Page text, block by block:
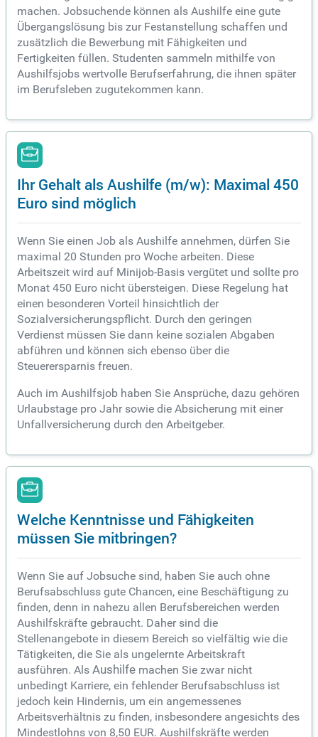
machen. Jobsuchende können als Aushilfe eine gute
Übergangslösung bis zur Festanstellung schaffen und
zusätzlich die Bewerbung mit Fähigkeiten und
Fertigkeiten füllen. Studenten sammeln mithilfe von
Aushilfsjobs wertvolle Berufserfahrung, die ihnen später
im Berufsleben zugutekommen kann.
Ihr Gehalt als Aushilfe (m/w): Maximal 450
Euro sind möglich
Wenn Sie einen Job als Aushilfe annehmen, dürfen Sie
maximal 20 Stunden pro Woche arbeiten. Diese
Arbeitszeit wird auf Minijob-Basis vergütet und sollte pro
Monat 450 Euro nicht übersteigen. Diese Regelung hat
einen besonderen Vorteil hinsichtlich der
Sozialversicherungspflicht. Durch den geringen
Verdienst müssen Sie dann keine sozialen Abgaben
abführen und können sich ebenso über die
Steuerersparnis freuen.
Auch im Aushilfsjob haben Sie Ansprüche, dazu gehören
Urlaubstage pro Jahr sowie die Absicherung mit einer
Unfallversicherung durch den Arbeitgeber.
Welche Kenntnisse und Fähigkeiten
müssen Sie mitbringen?
Wenn Sie auf Jobsuche sind, haben Sie auch ohne
Berufsabschluss gute Chancen, eine Beschäftigung zu
finden, denn in nahezu allen Berufsbereichen werden
Aushilfskräfte gebraucht. Daher sind die
Stellenangebote in diesem Bereich so vielfältig wie die
Tätigkeiten, die Sie als ungelernte Arbeitskraft
ausführen. Als Aushilfe machen Sie zwar nicht
unbedingt Karriere, ein fehlender Berufsabschluss ist
jedoch kein Hindernis, um ein angemessenes
Arbeitsverhältnis zu finden, insbesondere angesichts des
Mindestlohns von 8,50 EUR. Aushilfskräfte werden